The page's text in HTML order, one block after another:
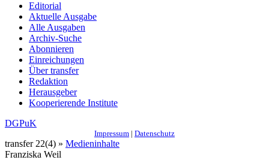
Editorial
Aktuelle Ausgabe
Alle Ausgaben
Archiv-Suche
Abonnieren
Einreichungen
Über transfer
Redaktion
Herausgeber
Kooperierende Institute
DGPuK
Impressum | Datenschutz
transfer 22(4) » Medieninhalte
Franziska Weil